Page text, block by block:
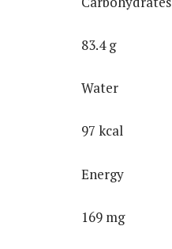
83.4 g
Water
97 kcal
Energy
169 mg